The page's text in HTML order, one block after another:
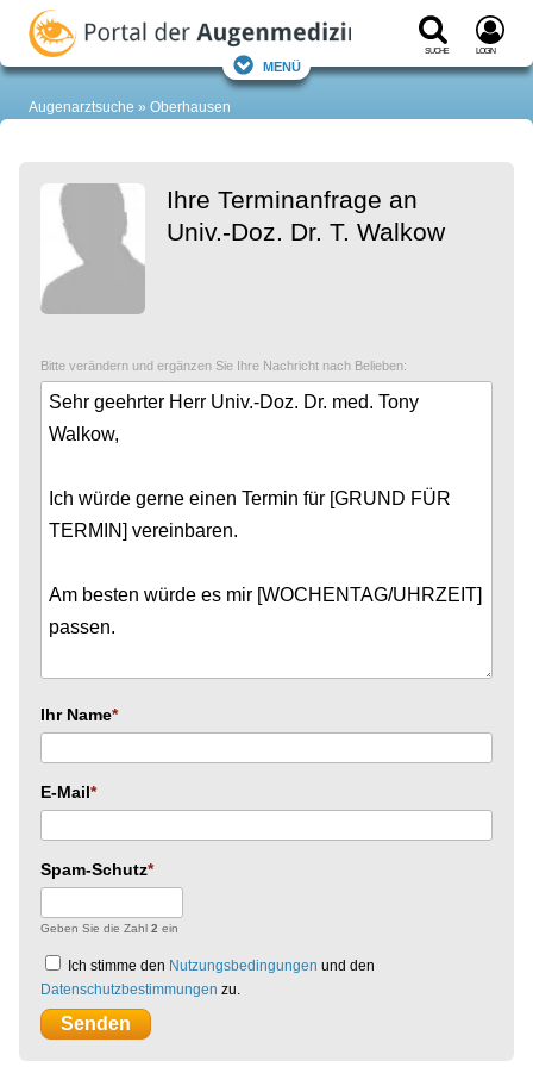
Suche Login
Menü
Augenarztsuche Oberhausen
Ihre Terminanfrage an
Univ.-Doz. Dr. T. Walkow
Bitte verändern und ergänzen Sie Ihre Nachricht nach Belieben:
Ihr Name
E-Mail
Spam-Schutz
Geben Sie die Zahl 2 ein
Ich stimme den Nutzungsbedingungen und den
Datenschutzbestimmungen zu.